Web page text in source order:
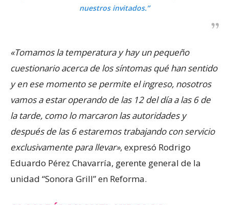
nuestros invitados.”
«Tomamos la temperatura y hay un pequeño
cuestionario acerca de los síntomas qué han sentido
y en ese momento se permite el ingreso, nosotros
vamos a estar operando de las 12 del día a las 6 de
la tarde, como lo marcaron las autoridades y
después de las 6 estaremos trabajando con servicio
exclusivamente para llevar», expresó Rodrigo
Eduardo Pérez Chavarría, gerente general de la
unidad “Sonora Grill” en Reforma.